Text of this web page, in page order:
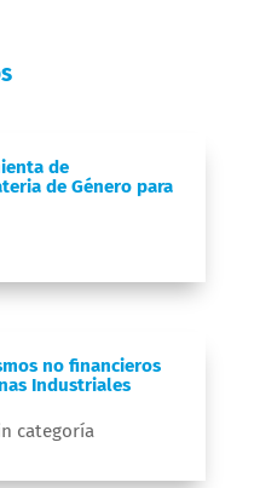
de
de Género para
no financieros
Industriales
categoría